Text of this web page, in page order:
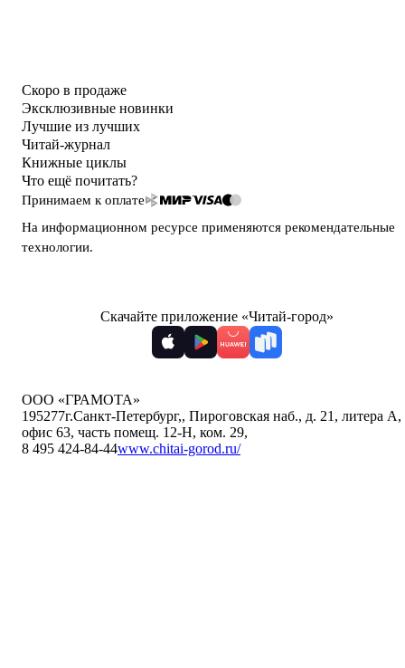
Скоро в продаже
Эксклюзивные новинки
Лучшие из лучших
Читай-журнал
Книжные циклы
Что ещё почитать?
Принимаем к оплате
На информационном ресурсе применяются рекомендательные
технологии.
Скачайте приложение «Читай-город»
ООО «ГРАМОТА»
195277г.Санкт-Петербург,, Пироговская наб., д. 21, литера А,
офис 63, часть помещ. 12-Н, ком. 29,
8 495 424-84-44www.chitai-gorod.ru/